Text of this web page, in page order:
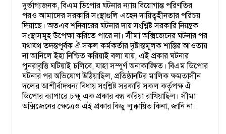
দুর্ভাগ্যজনক, বিএম ডিপোর ঘটনার ন্যায় বিয়োগান্ত পরিণতির
পরও আমাদের সরকারি সংস্থাগুলি এহেন দায়িত্বহীনতার পরিচয়
দিয়াছে। অতএব শনিবারের ঘটনার দায় সংশ্লিষ্ট সরকারি নিয়ন্ত্রক
সংস্থাসমূহ উপেক্ষা করিতে পারে না। সীমা অক্সিজেনের ঘটনার পর
যথাযথ তদন্তপূর্বক ঐ সকল কর্মকর্তার দৃষ্টান্তমূলক শাস্তির আওতায়
না আনিলে ইহা নিশ্চিত করিয়াই বলা যায়, এই প্রকার ঘটনার
পুনরাবৃত্তি ঘটিয়াই চলিবে, যাহা সম্পূর্ণ অনাকাঙ্ক্ষিত। বিএম ডিপোর
ঘটনার পর অভিযোগ উঠিয়াছিল, প্রতিষ্ঠানটির মালিক ক্ষমতাসীন
দলের আশীর্বাদধন্য বিধায় সংশ্লিষ্ট সরকারি সকল কর্তৃপক্ষ ঐ
ডিপোর ব্যাপারে চক্ষু এক প্রকার বন্ধ করিয়া রাখিয়াছিল। সীমা
অক্সিজেনের ক্ষেত্রেও এই প্রকার কিছু লুক্কায়িত কিনা, জানি না।